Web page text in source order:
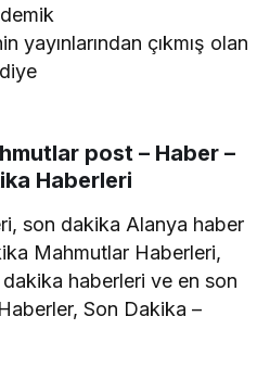
yayınlarından çıkmış olan
post – Haber –
Haberleri
son dakika Alanya haber
Mahmutlar Haberleri,
haberleri ve en son
Son Dakika –